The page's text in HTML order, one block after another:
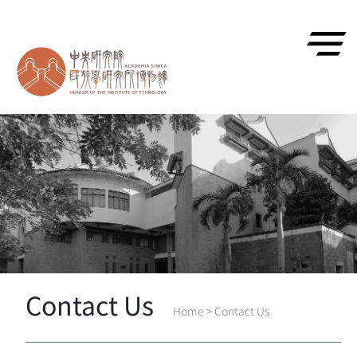
Contact Us Home > Contact Us